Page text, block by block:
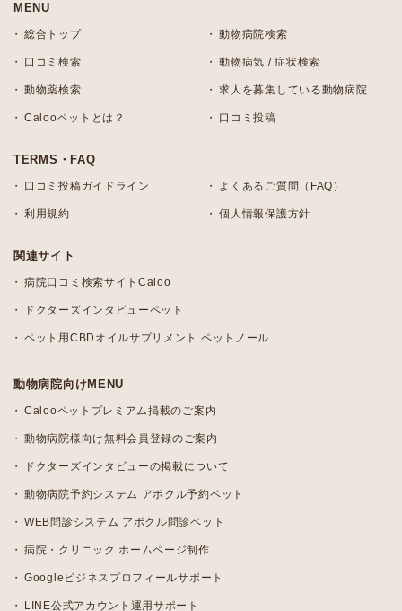
MENU
総合トップ 動物病院検索
口コミ検索 動物病気 / 症状検索
動物薬検索 求人を募集している動物病院
Calooペットとは？ 口コミ投稿
TERMS・FAQ
口コミ投稿ガイドライン よくあるご質問（FAQ）
利用規約 個人情報保護方針
関連サイト
病院口コミ検索サイトCaloo
ドクターズインタビューペット
ペット用CBDオイルサプリメント ペットノール
動物病院向けMENU
Calooペットプレミアム掲載のご案内
動物病院様向け無料会員登録のご案内
ドクターズインタビューの掲載について
動物病院予約システム アポクル予約ペット
WEB問診システム アポクル問診ペット
病院・クリニック ホームページ制作
Googleビジネスプロフィールサポート
LINE公式アカウント運用サポート